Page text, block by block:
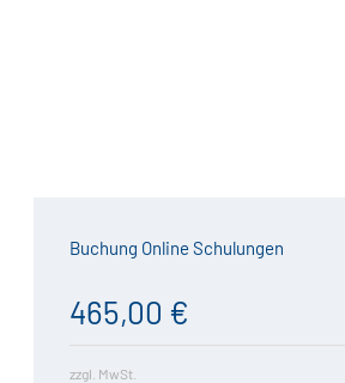
Buchung Online Schulungen
465,00 €
zzgl. MwSt.